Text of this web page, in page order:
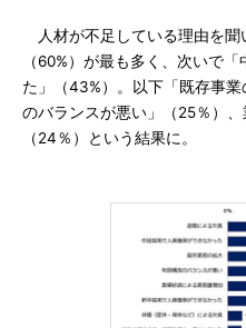
人材が不足している理由を聞
（60%）が最も多く、次いで
た」（43%）。以下「既存事
のバランスが悪い」（25％）、
（24％）という結果に。